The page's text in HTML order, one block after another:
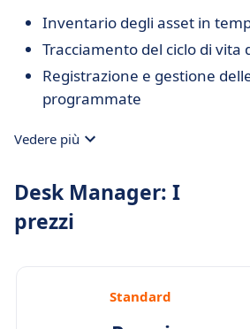
Inventario degli asset in
Tracciamento del ciclo di vita
Registrazione e gestione
programmate
Vedere più
Desk Manager: I
prezzi
Standard